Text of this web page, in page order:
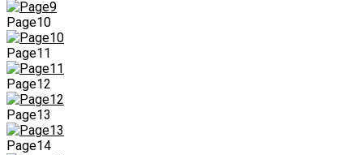
Page10
Page11
Page12
Page13
Page14